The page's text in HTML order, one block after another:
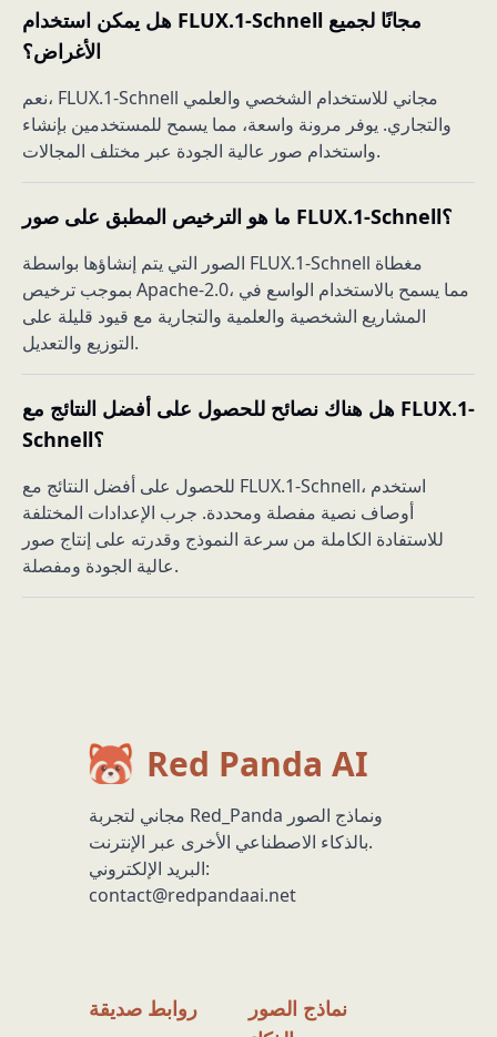
هل يمكن استخدام FLUX.1-Schnell مجانًا لجميع
الأغراض؟
نعم، FLUX.1-Schnell مجاني للاستخدام الشخصي والعلمي
والتجاري. يوفر مرونة واسعة، مما يسمح للمستخدمين بإنشاء
واستخدام صور عالية الجودة عبر مختلف المجالات.
ما هو الترخيص المطبق على صور FLUX.1-Schnell؟
الصور التي يتم إنشاؤها بواسطة FLUX.1-Schnell مغطاة
بموجب ترخيص Apache-2.0، مما يسمح بالاستخدام الواسع في
المشاريع الشخصية والعلمية والتجارية مع قيود قليلة على
التوزيع والتعديل.
هل هناك نصائح للحصول على أفضل النتائج مع FLUX.1-
Schnell؟
للحصول على أفضل النتائج مع FLUX.1-Schnell، استخدم
أوصاف نصية مفصلة ومحددة. جرب الإعدادات المختلفة
للاستفادة الكاملة من سرعة النموذج وقدرته على إنتاج صور
عالية الجودة ومفصلة.
Red Panda AI
مجاني لتجربة Red_Panda ونماذج الصور
بالذكاء الاصطناعي الأخرى عبر الإنترنت.
البريد الإلكتروني:
contact@redpandaai.net
روابط صديقة
نماذج الصور